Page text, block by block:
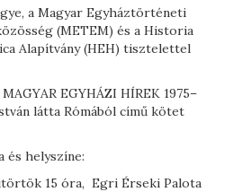
a Magyar Egyháztörténeti
(METEM) és a Historia
Alapítvány (HEH) tisztelettel
EGYHÁZI HÍREK 1975–
látta Rómából című kötet
és helyszíne:
15 óra, Egri Érseki Palota